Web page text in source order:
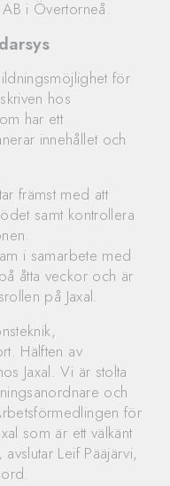
i Övertorneå.
för
hos
har ett
innehållet och
främst med att
samt kontrollera
i samarbete med
åtta veckor och är
på Jaxal.
Hälften av
Jaxal. Vi är stolta
och
för
som är ett välkänt
Leif Pääjärvi,